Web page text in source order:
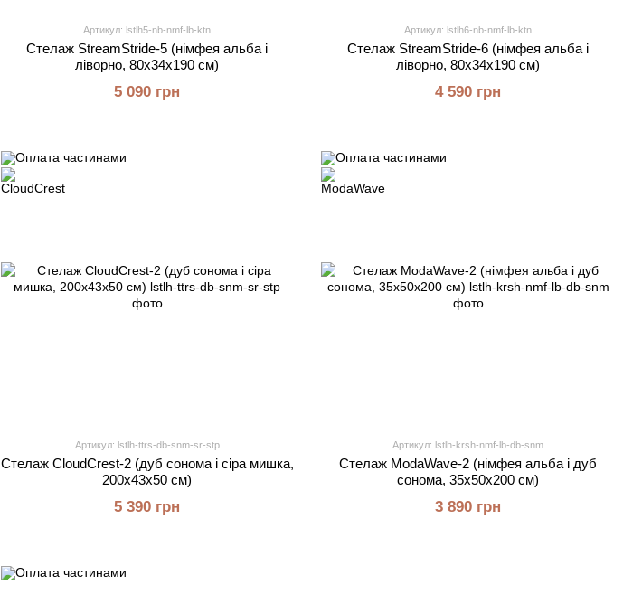
Артикул: lstlh5-nb-nmf-lb-ktn
Стелаж StreamStride-5 (німфея альба і
ліворно, 80х34х190 см)
5 090 грн
Артикул: lstlh6-nb-nmf-lb-ktn
Стелаж StreamStride-6 (німфея альба і
ліворно, 80х34х190 см)
4 590 грн
Артикул: lstlh-ttrs-db-snm-sr-stp
Стелаж CloudCrest-2 (дуб сонома і сіра мишка,
200х43х50 см)
5 390 грн
Артикул: lstlh-krsh-nmf-lb-db-snm
Стелаж ModaWave-2 (німфея альба і дуб
сонома, 35х50х200 см)
3 890 грн